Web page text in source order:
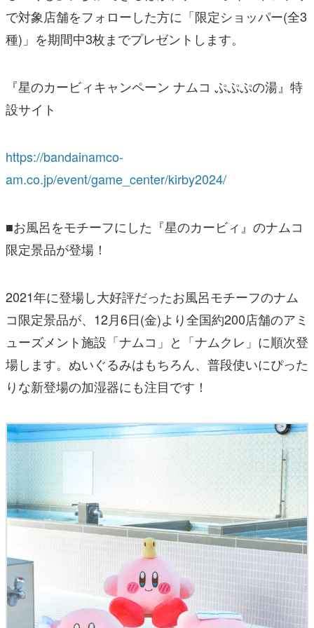
で対象店舗をフォローした方に「限定ショッパー(全3
種)」を期間中3枚までプレゼントします。
『星のカービィキャンペーン ナムコ ぷぷぷの湯』特
設サイト
https://bandainamco-
am.co.jp/event/game_center/kirby2024/
■お風呂をモチーフにした『星のカービィ』のナムコ
限定景品が登場！
2021年に登場し大好評だったお風呂モチーフのナム
コ限定景品が、12月6日(金)より全国約200店舗のアミ
ューズメント施設「ナムコ」と「ナムクレ」に順次登
場します。ぬいぐるみはもちろん、普段使いにぴった
りな新登場の加湿器にも注目です！